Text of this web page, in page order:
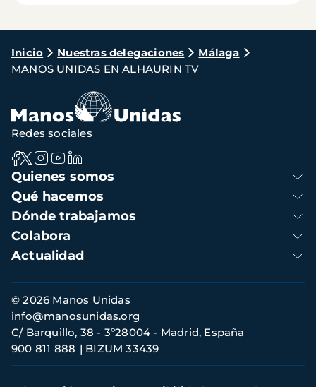
Ruta
de
navegación
Inicio Nuestras delegaciones
Málaga
MANOS UNIDAS EN ALHAURIN TV
Navegación
principal
Quienes somos
Qué hacemos
Dónde trabajamos
Colabora
Actualidad
Redes sociales
Información
de
contacto
© 2026 Manos Unidas
C/ Barquillo, 38 - 3º28004 - Madrid, España
900 811 888
BIZUM 33439
info@manosunidas.org